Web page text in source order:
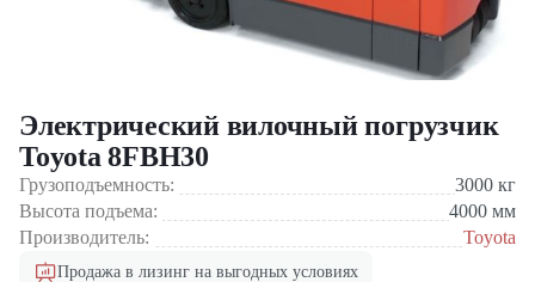
Электрический вилочный погрузчик
Toyota 8FBH30
Грузоподъемность: 3000 кг
Высота подъема:
4000 мм
Производитель:
Toyota
Продажа в лизинг на выгодных условиях